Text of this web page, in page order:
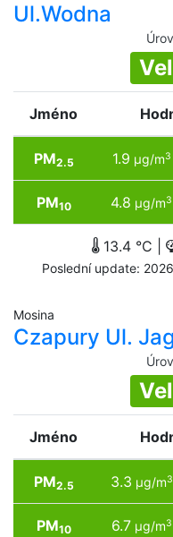
Ul.Wodna
Jméno
PM2.5 1.9 µg/m3
PM10 4.8 µg/m3
13.4 °C |
Poslední update:
Mosina
Czapury Ul.
Jméno
PM2.5 3.3 µg/m3
PM10 6.7 µg/m3